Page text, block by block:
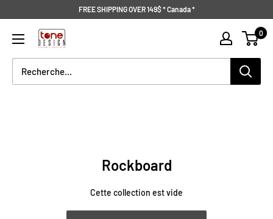
contenu
FREE SHIPPING OVER 149$ * Canada *
Tone
Design
0
Rockboard
Cette collection est vide